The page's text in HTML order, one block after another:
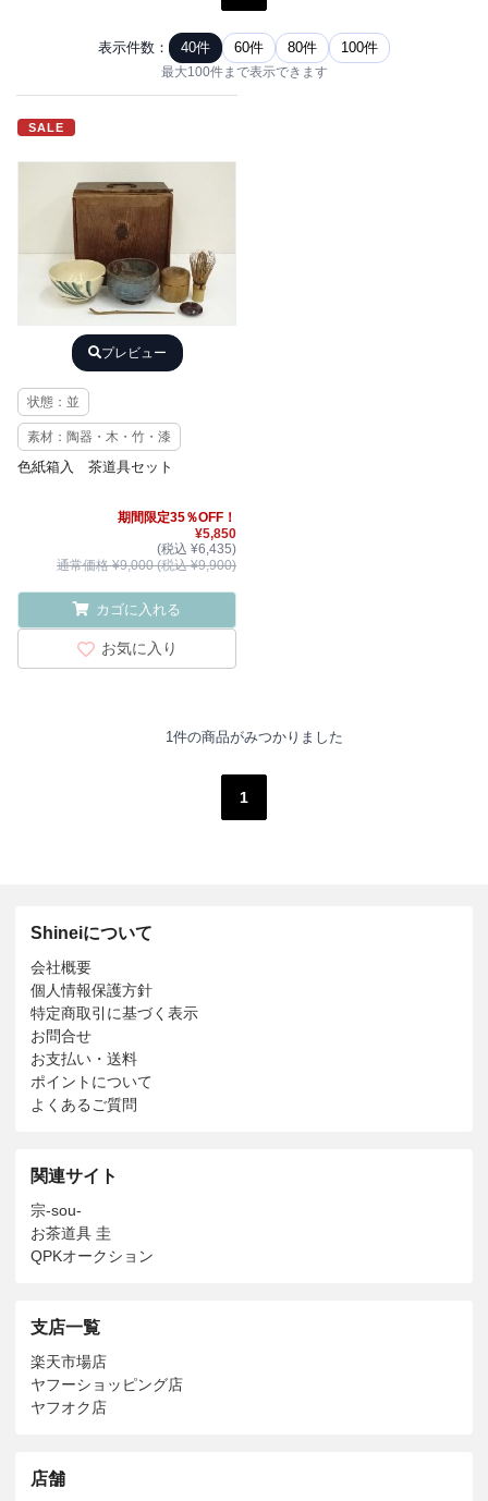
表示件数： 40件 60件 80件 100件
最大100件まで表示できます
SALE
プレビュー
状態：並
素材：陶器・木・竹・漆
色紙箱入 茶道具セット
期間限定35％OFF！
¥5,850
(税込 ¥6,435)
通常価格 ¥9,000 (税込 ¥9,900)
カゴに入れる
お気に入り
1件の商品がみつかりました
1
Shineiについて
会社概要
個人情報保護方針
特定商取引に基づく表示
お問合せ
お支払い・送料
ポイントについて
よくあるご質問
関連サイト
宗-sou-
お茶道具 圭
QPKオークション
支店一覧
楽天市場店
ヤフーショッピング店
ヤフオク店
店舗